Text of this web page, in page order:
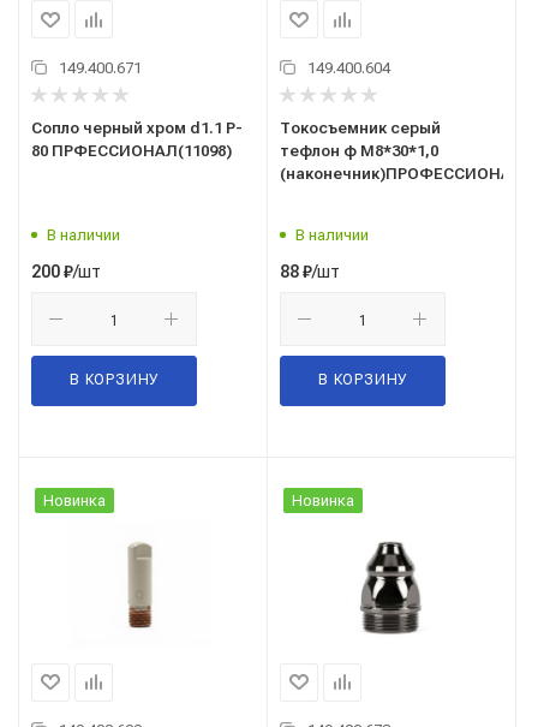
149.400.671
Сопло черный хром d1.1 P-
80 ПРФЕССИОНАЛ(11098)
В наличии
200₽/шт
В КОРЗИНУ
149.400.604
Токосъемник серый
тефлон ф М8*30*1,0
(наконечник)ПРОФЕССИОНАЛ
В наличии
88₽/шт
В КОРЗИНУ
Новинка Новинка